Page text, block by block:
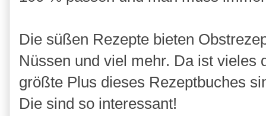
Die süßen Rezepte bieten
Nüssen und viel mehr. Da ist
größte Plus dieses Rezeptbuches
Die sind so interessant!